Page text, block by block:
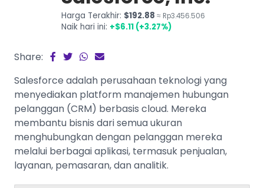
Harga Terakhir: $192.88 ≈ Rp3.456.506
Naik hari ini: +$6.11 (+3.27%)
Share:
Salesforce adalah perusahaan teknologi yang
menyediakan platform manajemen hubungan
pelanggan (CRM) berbasis cloud. Mereka
membantu bisnis dari semua ukuran
menghubungkan dengan pelanggan mereka
melalui berbagai aplikasi, termasuk penjualan,
layanan, pemasaran, dan analitik.